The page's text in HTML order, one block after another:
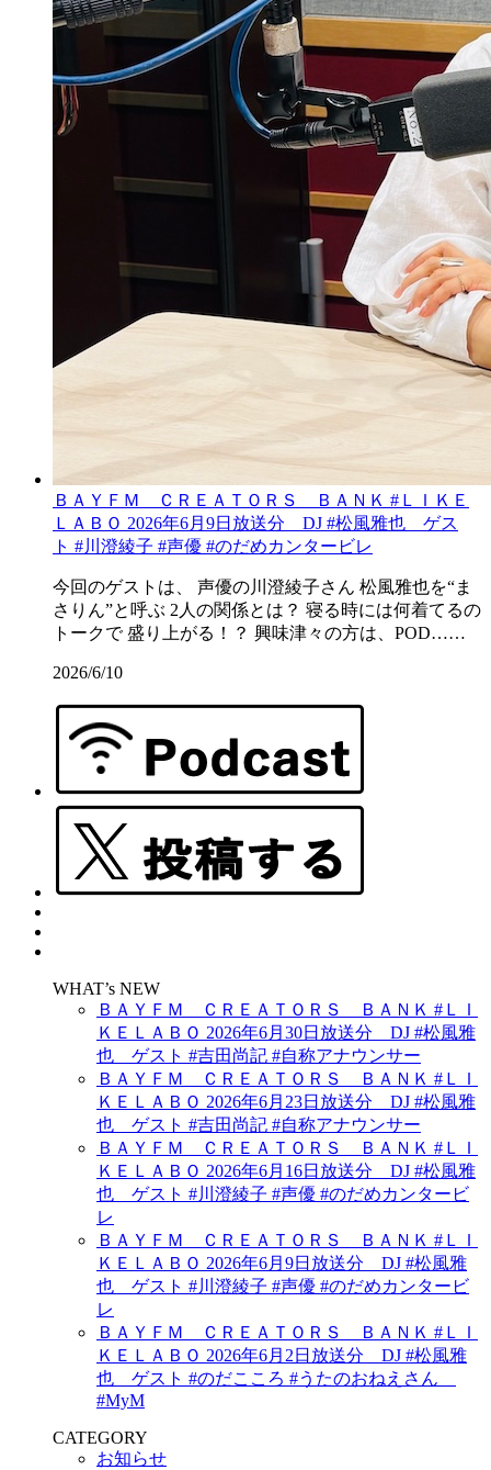
ＢＡＹＦＭ ＣＲＥＡＴＯＲＳ ＢＡＮＫ #ＬＩＫＥ
ＬＡＢＯ 2026年6月9日放送分 DJ #松風雅也 ゲス
ト #川澄綾子 #声優 #のだめカンタービレ
今回のゲストは、 声優の川澄綾子さん 松風雅也を“ま
さりん”と呼ぶ 2人の関係とは？ 寝る時には何着てるの
トークで 盛り上がる！？ 興味津々の方は、POD……
2026/6/10
WHAT’s NEW
ＢＡＹＦＭ ＣＲＥＡＴＯＲＳ ＢＡＮＫ #ＬＩ
ＫＥＬＡＢＯ 2026年6月30日放送分 DJ #松風雅
也 ゲスト #吉田尚記 #自称アナウンサー
ＢＡＹＦＭ ＣＲＥＡＴＯＲＳ ＢＡＮＫ #ＬＩ
ＫＥＬＡＢＯ 2026年6月23日放送分 DJ #松風雅
也 ゲスト #吉田尚記 #自称アナウンサー
ＢＡＹＦＭ ＣＲＥＡＴＯＲＳ ＢＡＮＫ #ＬＩ
ＫＥＬＡＢＯ 2026年6月16日放送分 DJ #松風雅
也 ゲスト #川澄綾子 #声優 #のだめカンタービ
レ
ＢＡＹＦＭ ＣＲＥＡＴＯＲＳ ＢＡＮＫ #ＬＩ
ＫＥＬＡＢＯ 2026年6月9日放送分 DJ #松風雅
也 ゲスト #川澄綾子 #声優 #のだめカンタービ
レ
ＢＡＹＦＭ ＣＲＥＡＴＯＲＳ ＢＡＮＫ #ＬＩ
ＫＥＬＡＢＯ 2026年6月2日放送分 DJ #松風雅
也 ゲスト #のだこころ #うたのおねえさん
#MyM
CATEGORY
お知らせ